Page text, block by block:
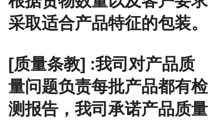
采取适合产品特征的包装。
[质量条教] :我司对产品质
量问题负责每批产品都有检
测报告，我司承诺产品质量